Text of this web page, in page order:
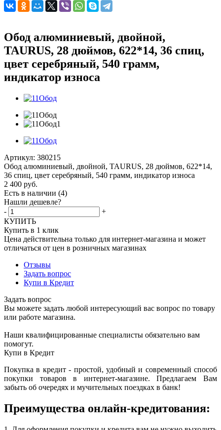
Обод алюминиевый, двойной,
TAURUS, 28 дюймов, 622*14, 36 спиц,
цвет серебряный, 540 грамм,
индикатор износа
Артикул: 380215
Обод алюминиевый, двойной, TAURUS, 28 дюймов, 622*14,
36 спиц, цвет серебряный, 540 грамм, индикатор износа
2 400 руб.
Есть в наличии (4)
Нашли дешевле?
-
+
КУПИТЬ
Купить в 1 клик
Цена действительна только для интернет-магазина и может
отличаться от цен в розничных магазинах
Отзывы
Задать вопрос
Купи в Кредит
Задать вопрос
Вы можете задать любой интересующий вас вопрос по товару
или работе магазина.
Наши квалифицированные специалисты обязательно вам
помогут.
Купи в Кредит
Покупка в кредит - простой, удобный и современный способ
покупки товаров в интернет-магазине. Предлагаем Вам
забыть об очередях и мучительных поездках в банк!
Преимущества онлайн-кредитования: